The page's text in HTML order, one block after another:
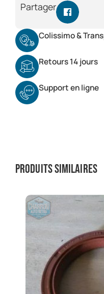
Partager
Colissimo &
Retours 14 jours
Support en ligne
Produits similaires